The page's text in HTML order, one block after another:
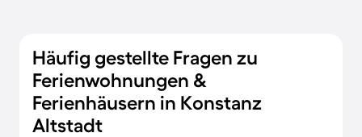
Häufig gestellte Fragen zu
Ferienwohnungen &
Ferienhäusern in Konstanz
Altstadt